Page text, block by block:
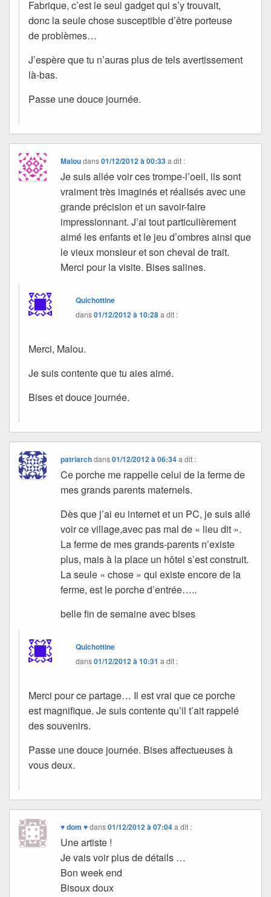
Fabrique, c’est le seul gadget qui s’y trouvait,
donc la seule chose susceptible d’être porteuse
de problèmes…
J’espère que tu n’auras plus de tels avertissement
là-bas.
Passe une douce journée.
Maloudans01/12/2012 à 00:33 a dit :
Je suis allée voir ces trompe-l’oeil, ils sont
vraiment très imaginés et réalisés avec une
grande précision et un savoir-faire
impressionnant. J’ai tout particulièrement
aimé les enfants et le jeu d’ombres ainsi que
le vieux monsieur et son cheval de trait.
Merci pour la visite. Bises salines.
Quichottine
dans01/12/2012 à 10:28a dit :
Merci, Malou.
Je suis contente que tu aies aimé.
Bises et douce journée.
patriarchdans01/12/2012 à 06:34 a dit :
Ce porche me rappelle celui de la ferme de
mes grands parents maternels.
Dès que j’ai eu internet et un PC, je suis allé
voir ce village,avec pas mal de « lieu dit ».
La ferme de mes grands-parents n’existe
plus, mais à la place un hôtel s’est construit.
La seule « chose » qui existe encore de la
ferme, est le porche d’entrée…..
belle fin de semaine avec bises
Quichottine
dans01/12/2012 à 10:31 a dit :
Merci pour ce partage… Il est vrai que ce porche
est magnifique. Je suis contente qu’il t’ait rappelé
des souvenirs.
Passe une douce journée. Bises affectueuses à
vous deux.
♥ dom ♥dans01/12/2012 à 07:04 a dit :
Une artiste !
Je vais voir plus de détails …
Bon week end
Bisoux doux